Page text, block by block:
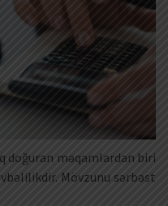
doğuran məqamlardan biri
Mövzunu sərbəst